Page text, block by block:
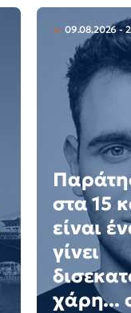
09.08.2026 -
στα 15
είναι
γίνει
χάρη...